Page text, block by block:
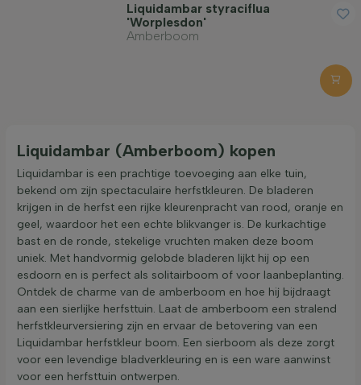
Liquidambar styraciflua
'Worplesdon'
Amberboom
Liquidambar (Amberboom) kopen
Liquidambar is een prachtige toevoeging aan elke tuin,
bekend om zijn spectaculaire herfstkleuren. De bladeren
krijgen in de herfst een rijke kleurenpracht van rood, oranje en
geel, waardoor het een echte blikvanger is. De kurkachtige
bast en de ronde, stekelige vruchten maken deze boom
uniek. Met handvormig gelobde bladeren lijkt hij op een
esdoorn en is perfect als solitairboom of voor laanbeplanting.
Ontdek de charme van de amberboom en hoe hij bijdraagt
aan een sierlijke herfsttuin. Laat de amberboom een stralend
herfstkleurversiering zijn en ervaar de betovering van een
Liquidambar herfstkleur boom. Een sierboom als deze zorgt
voor een levendige bladverkleuring en is een ware aanwinst
voor een herfsttuin ontwerpen.